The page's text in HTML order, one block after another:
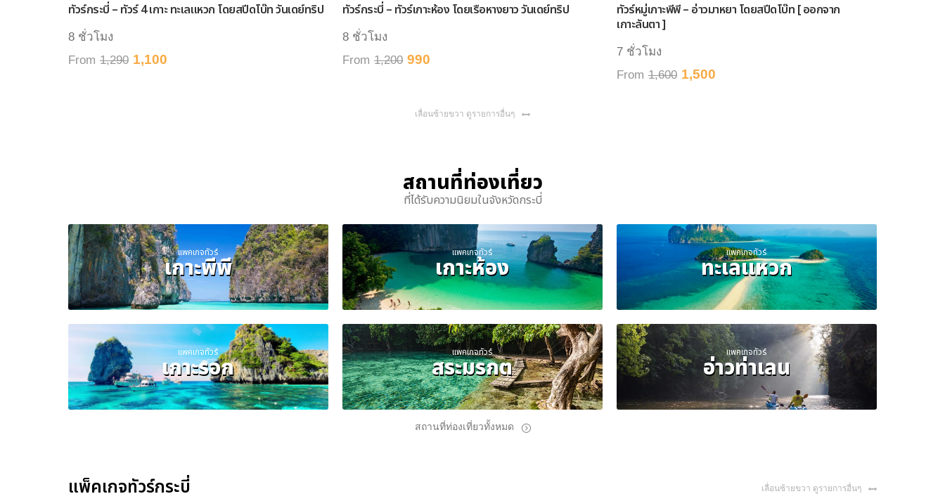
ทัวร์กระบี่ – ทัวร์ 4 เกาะ ทะเลแหวก โดยสปีดโบ๊ท วันเดย์ทริป
8 ชั่วโมง
From 1,290 1,100
ทัวร์กระบี่ – ทัวร์เกาะห้อง โดยเรือหางยาว วันเดย์ทริป
8 ชั่วโมง
From 1,200 990
ทัวร์หมู่เกาะพีพี – อ่าวมาหยา โดยสปีดโบ๊ท [ ออกจาก
เกาะลันตา ]
7 ชั่วโมง
From 1,600 1,500
เลื่อนซ้ายขวา ดูรายการอื่นๆ
สถานที่ท่องเที่ยว
ที่ได้รับความนิยมในจังหวัดกระบี่
แพคเกจทัวร์
เกาะพีพี แพคเกจทัวร์
เกาะห้อง แพคเกจทัวร์
ทะเลแหวก
แพคเกจทัวร์
เกาะรอก แพคเกจทัวร์
สระมรกต แพคเกจทัวร์
อ่าวท่าเลน
สถานที่ท่องเที่ยวทั้งหมด
แพ็คเกจทัวร์กระบี่ เลื่อนซ้ายขวา ดูรายการอื่นๆ